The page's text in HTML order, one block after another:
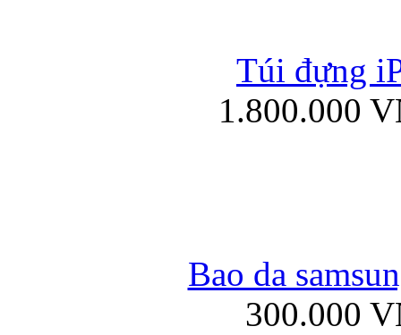
Túi xách da
Túi đựng
1.800.000
Bao da
300.000